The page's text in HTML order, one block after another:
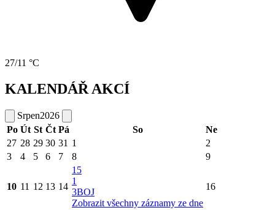
27/11 °C
KALENDÁŘ AKCÍ
Srpen2026
Po Út St Čt Pá So
Ne
27 28 29 30 31 1
2
3
4 5 6 7 8 9
10 11 12 13 14
15
1
3BOJ
Zobrazit všechny záznamy ze dne
16